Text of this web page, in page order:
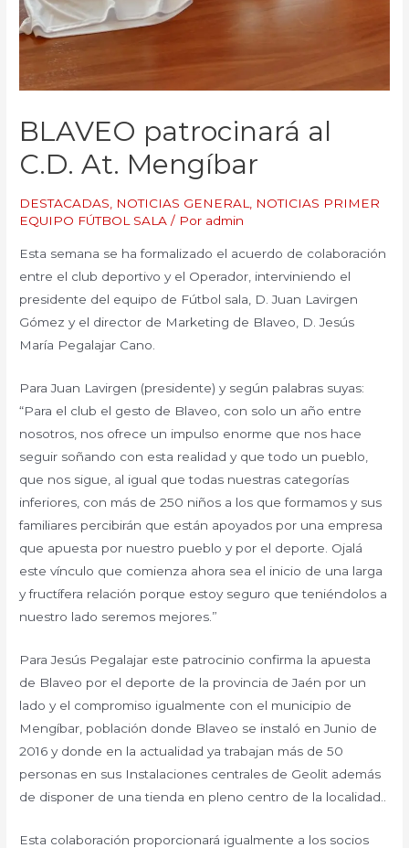
BLAVEO patrocinará al
C.D. At. Mengíbar
DESTACADAS, NOTICIAS GENERAL, NOTICIAS PRIMER
EQUIPO FÚTBOL SALA / Por admin
Esta semana se ha formalizado el acuerdo de colaboración
entre el club deportivo y el Operador, interviniendo el
presidente del equipo de Fútbol sala, D. Juan Lavirgen
Gómez y el director de Marketing de Blaveo, D. Jesús
María Pegalajar Cano.
Para Juan Lavirgen (presidente) y según palabras suyas:
“Para el club el gesto de Blaveo, con solo un año entre
nosotros, nos ofrece un impulso enorme que nos hace
seguir soñando con esta realidad y que todo un pueblo,
que nos sigue, al igual que todas nuestras categorías
inferiores, con más de 250 niños a los que formamos y sus
familiares percibirán que están apoyados por una empresa
que apuesta por nuestro pueblo y por el deporte. Ojalá
este vínculo que comienza ahora sea el inicio de una larga
y fructífera relación porque estoy seguro que teniéndolos a
nuestro lado seremos mejores.”
Para Jesús Pegalajar este patrocinio confirma la apuesta
de Blaveo por el deporte de la provincia de Jaén por un
lado y el compromiso igualmente con el municipio de
Mengíbar, población donde Blaveo se instaló en Junio de
2016 y donde en la actualidad ya trabajan más de 50
personas en sus Instalaciones centrales de Geolit además
de disponer de una tienda en pleno centro de la localidad..
Esta colaboración proporcionará igualmente a los socios